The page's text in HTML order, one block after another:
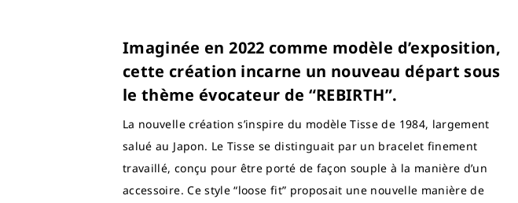
Imaginée en 2022 comme modèle d’exposition,
cette création incarne un nouveau départ sous
le thème évocateur de “REBIRTH”.
La nouvelle création s’inspire du modèle Tisse de 1984, largement
salué au Japon. Le Tisse se distinguait par un bracelet finement
travaillé, conçu pour être porté de façon souple à la manière d’un
accessoire. Ce style “loose fit” proposait une nouvelle manière de